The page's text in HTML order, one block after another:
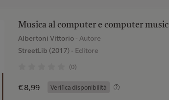
Musica al computer e computer music
Albertoni Vittorio - Autore
StreetLib (2017)- Editore
(0)
€ 8,99 Verifica disponibilità